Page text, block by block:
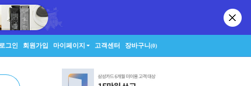
로그인 회원가입 마이페이지 고객센터 장바구니(0)